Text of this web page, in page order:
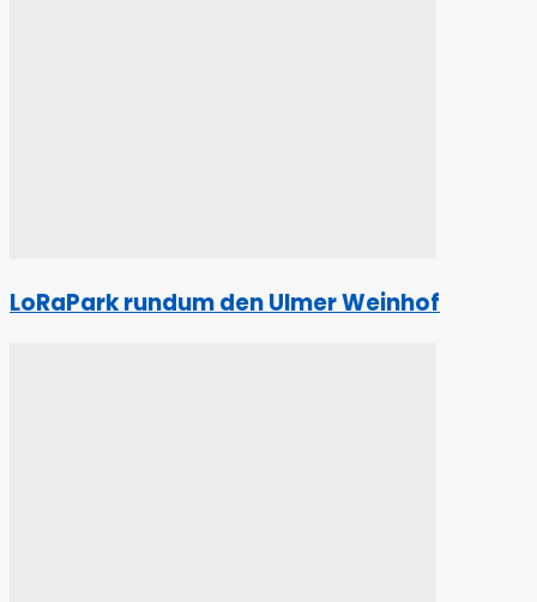
LoRaPark rundum den Ulmer Weinhof